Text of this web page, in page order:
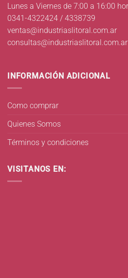
Lunes a Viernes de 7:00 a 16:00
0341-4322424 / 4338739
ventas@industriaslitoral.com.ar
consultas@industriaslitoral.com.ar
INFORMACIÓN ADICIONAL
Como comprar
Quienes Somos
Términos y condiciones
VISITANOS EN: